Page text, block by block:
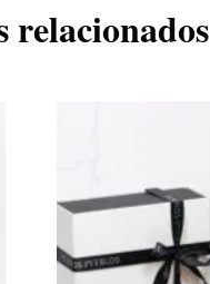
relacionados